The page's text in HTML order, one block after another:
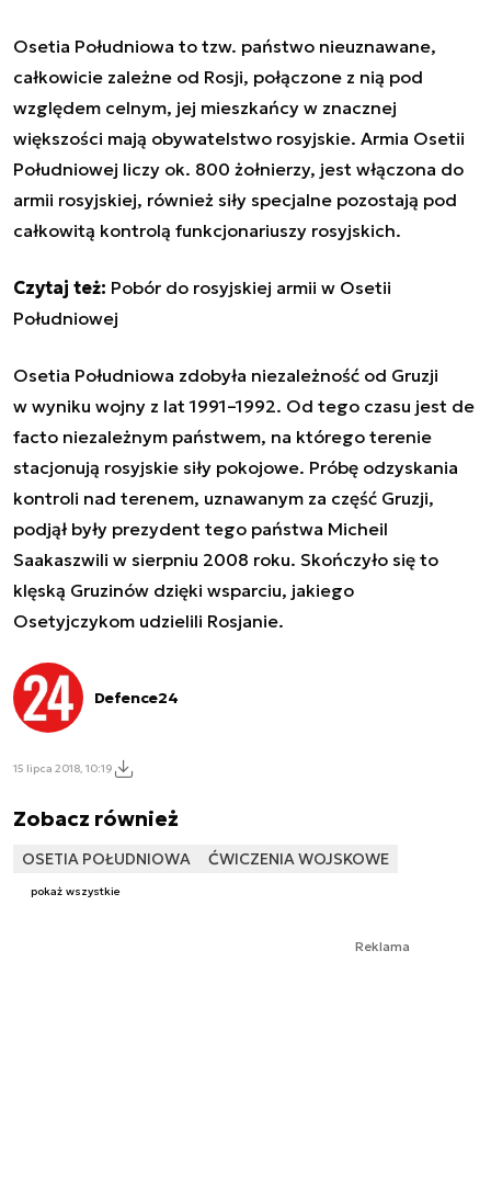
Osetia Południowa to tzw. państwo nieuznawane,
całkowicie zależne od Rosji, połączone z nią pod
względem celnym, jej mieszkańcy w znacznej
większości mają obywatelstwo rosyjskie. Armia Osetii
Południowej liczy ok. 800 żołnierzy, jest włączona do
armii rosyjskiej, również siły specjalne pozostają pod
całkowitą kontrolą funkcjonariuszy rosyjskich.
Czytaj też: Pobór do rosyjskiej armii w Osetii
Południowej
Osetia Południowa zdobyła niezależność od Gruzji
w wyniku wojny z lat 1991–1992. Od tego czasu jest de
facto niezależnym państwem, na którego terenie
stacjonują rosyjskie siły pokojowe. Próbę odzyskania
kontroli nad terenem, uznawanym za część Gruzji,
podjął były prezydent tego państwa Micheil
Saakaszwili w sierpniu 2008 roku. Skończyło się to
klęską Gruzinów dzięki wsparciu, jakiego
Osetyjczykom udzielili Rosjanie.
Defence24
15 lipca 2018, 10:19
Zobacz również
OSETIA POŁUDNIOWA ĆWICZENIA WOJSKOWE
pokaż wszystkie
Reklama